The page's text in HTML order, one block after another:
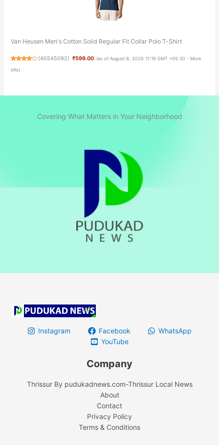
Van Heusen Men's Cotton Solid Regular Fit Collar Polo T-Shirt
(40545092) ₹599.00 (as of August 8, 2026 17:19 GMT +05:30 - More
info)
Covering What Matters in Your Neighborhood
Instagram Facebook
WhatsApp
YouTube
Company
Thrissur By pudukadnews.com-Thrissur Local News
About
Contact
Privacy Policy
Terms & Conditions